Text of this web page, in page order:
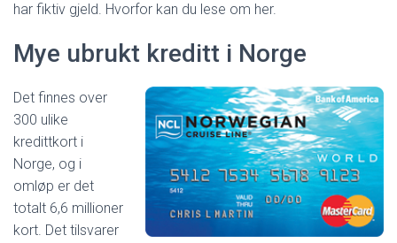
har fiktiv gjeld. Hvorfor kan du lese om her.
Mye ubrukt kreditt i Norge
Det finnes over
300 ulike
kredittkort i
Norge, og i
omløp er det
totalt 6,6 millioner
kort. Det tilsvarer